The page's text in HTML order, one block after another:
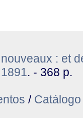
: et
1891. - 368 p.
/ Catálogo